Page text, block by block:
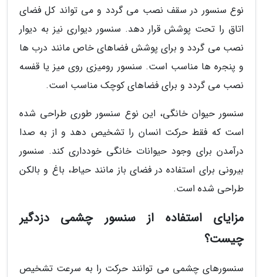
نوع سنسور در سقف نصب می گردد و می تواند کل فضای
اتاق را تحت پوشش قرار دهد. سنسور دیواری نیز به دیوار
نصب می گردد و برای پوشش فضاهای خاص مانند درب ها
و پنجره ها مناسب است. سنسور رومیزی روی میز یا قفسه
نصب می گردد و برای فضاهای کوچک مناسب است.
سنسور حیوان خانگی، این نوع سنسور طوری طراحی شده
است که فقط حرکت انسان را تشخیص دهد و از به صدا
درآمدن برای وجود حیوانات خانگی خودداری کند. سنسور
بیرونی برای استفاده در فضای باز مانند حیاط، باغ و بالکن
طراحی شده است.
مزایای استفاده از سنسور چشمی دزدگیر
چیست؟
سنسورهای چشمی می توانند حرکت را به سرعت تشخیص